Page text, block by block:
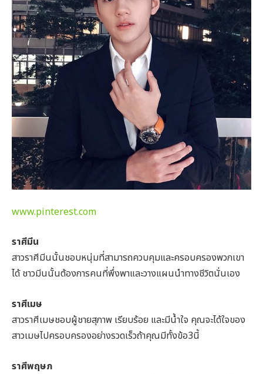
www.pinterest.com
ราศีมีน
สาวราศีมีนนั้นชอบหนุ่มที่สามารถควบคุมและครอบครองพวกเขา
ได้ ชาวมีนนั้นต้องการคนที่พึ่งพาและวางแผนนำทางชีวิตนั่นเอง
ราศีเมษ
สาวราศีเมษชอบผู้ชายสุภาพ เรียบร้อย และมีน้ำใจ คุณจะได้ใจของ
สาวเมษไปครอบครองอย่างรวดเร็วถ้าคุณมีทั้งข้อ3นี้
ราศีพฤษภ